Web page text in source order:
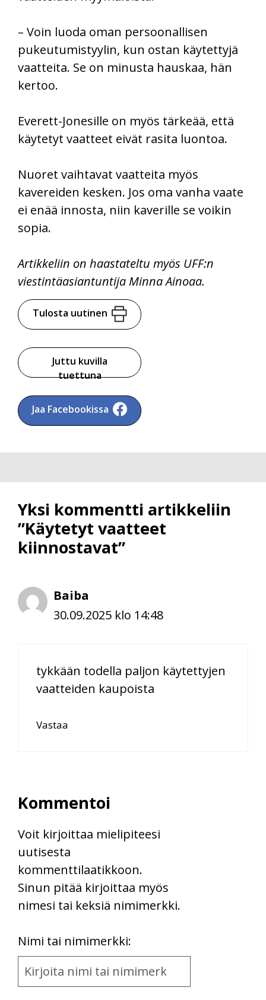
– Voin luoda oman persoonallisen
pukeutumistyylin, kun ostan käytettyjä
vaatteita. Se on minusta hauskaa, hän
kertoo.
Everett-Jonesille on myös tärkeää, että
käytetyt vaatteet eivät rasita luontoa.
Nuoret vaihtavat vaatteita myös
kavereiden kesken. Jos oma vanha vaate
ei enää innosta, niin kaverille se voikin
sopia.
Artikkeliin on haastateltu myös UFF:n
viestintäasiantuntija Minna Ainoaa.
Tulosta uutinen
Juttu kuvilla
tuettuna
Jaa Facebookissa
Yksi kommentti artikkeliin
”Käytetyt vaatteet
kiinnostavat”
Baiba
30.09.2025 klo 14:48
tykkään todella paljon käytettyjen
vaatteiden kaupoista
Vastaa
Kommentoi
Voit kirjoittaa mielipiteesi
uutisesta
kommenttilaatikkoon.
Sinun pitää kirjoittaa myös
nimesi tai keksiä nimimerkki.
Nimi tai nimimerkki:
Name
and